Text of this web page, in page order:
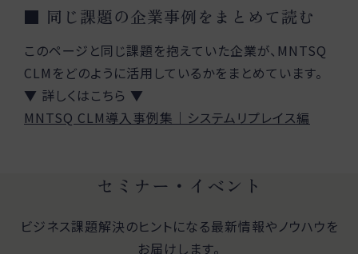
■ 同じ課題の企業事例をまとめて読む
このページと同じ課題を抱えていた企業が、MNTSQ
CLMをどのように活用しているかをまとめています。
▼ 詳しくはこちら ▼
MNTSQ CLM導入事例集｜システムリプレイス編
セミナー・イベント
ビジネス課題解決のヒントになる最新情報やノウハウを
お届けします。